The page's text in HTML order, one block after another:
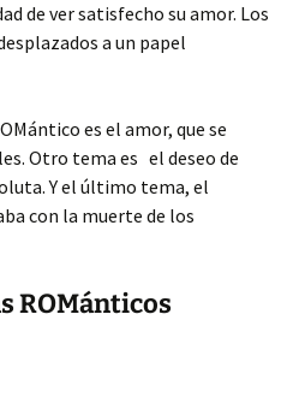
de ver satisfecho su amor. Los
a un papel
es el amor, que se
Otro tema es el deseo de
Y el último tema, el
con la muerte de los
ROMánticos